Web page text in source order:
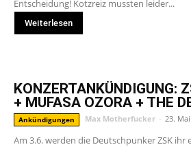
Entscheidung! Kotzreiz mussten leider...
Weiterlesen
KONZERTANKÜNDIGUNG:
+ MUFASA OZORA + THE
Ankündigungen Max Motherfucker - 23.
Am 3.6. werden die Deutschpunker ZSK ihr